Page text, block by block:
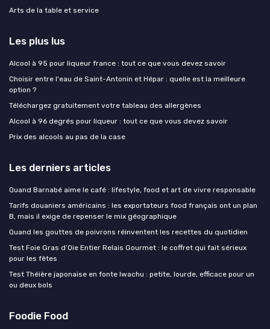
Arts de la table et service
Les plus lus
Alcool à 95 pour liqueur france : tout ce que vous devez savoir
Choisir entre l'eau de Saint-Antonin et Hépar : quelle est la meilleure
option ?
Téléchargez gratuitement votre tableau des allergènes
Alcool à 96 degrés pour liqueur : tout ce que vous devez savoir
Prix des alcools au pas de la case
Les derniers articles
Quand Barnabé aime le café : lifestyle, food et art de vivre responsable
Tarifs douaniers américains : les exportateurs food français ont un plan
B, mais il exige de repenser le mix géographique
Quand les gouttes de poivrons réinventent les recettes du quotidien
Test Foie Gras d’Oie Entier Relais Gourmet : le coffret qui fait sérieux
pour les fêtes
Test Théière japonaise en fonte Iwachu : petite, lourde, efficace pour un
ou deux bols
Foodie Food